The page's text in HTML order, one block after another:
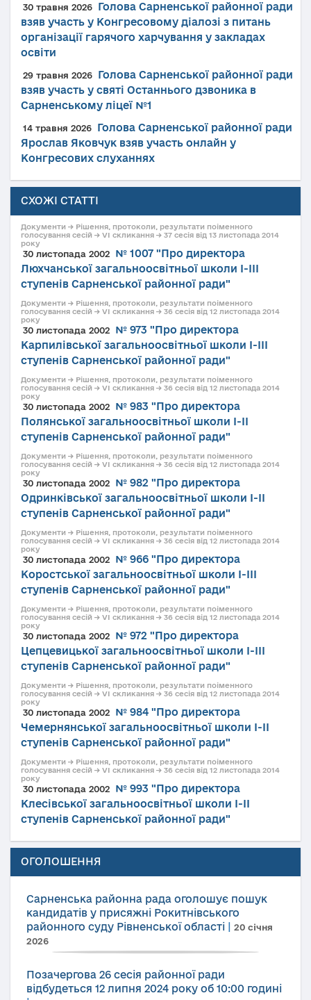
30 травня 2026
Голова Сарненської районної ради
взяв участь у Конгресовому діалозі з питань
організації гарячого харчування у закладах
освіти
29 травня 2026
Голова Сарненської районної ради
взяв участь у святі Останнього дзвоника в
Сарненському ліцеї №1
14 травня 2026
Голова Сарненської районної ради
Ярослав Яковчук взяв участь онлайн у
Конгресових слуханнях
СХОЖІ СТАТТІ
Документи → Рішення, протоколи, результати поіменного
голосування сесій → VI скликання → 37 сесія від 13 листопада 2014
року
30 листопада 2002
№ 1007 "Про директора
Люхчанської загальноосвітньої школи І-ІІІ
ступенів Сарненської районної ради"
Документи → Рішення, протоколи, результати поіменного
голосування сесій → VI скликання → 36 сесія від 12 листопада 2014
року
30 листопада 2002
№ 973 "Про директора
Карпилівської загальноосвітньої школи І-ІІІ
ступенів Сарненської районної ради"
Документи → Рішення, протоколи, результати поіменного
голосування сесій → VI скликання → 36 сесія від 12 листопада 2014
року
30 листопада 2002
№ 983 "Про директора
Полянської загальноосвітньої школи І-ІІ
ступенів Сарненської районної ради"
Документи → Рішення, протоколи, результати поіменного
голосування сесій → VI скликання → 36 сесія від 12 листопада 2014
року
30 листопада 2002
№ 982 "Про директора
Одринківської загальноосвітньої школи І-ІІ
ступенів Сарненської районної ради"
Документи → Рішення, протоколи, результати поіменного
голосування сесій → VI скликання → 36 сесія від 12 листопада 2014
року
30 листопада 2002
№ 966 "Про директора
Коростської загальноосвітньої школи І-ІІІ
ступенів Сарненської районної ради"
Документи → Рішення, протоколи, результати поіменного
голосування сесій → VI скликання → 36 сесія від 12 листопада 2014
року
30 листопада 2002
№ 972 "Про директора
Цепцевицької загальноосвітньої школи І-ІІІ
ступенів Сарненської районної ради"
Документи → Рішення, протоколи, результати поіменного
голосування сесій → VI скликання → 36 сесія від 12 листопада 2014
року
30 листопада 2002
№ 984 "Про директора
Чемернянської загальноосвітньої школи І-ІІ
ступенів Сарненської районної ради"
Документи → Рішення, протоколи, результати поіменного
голосування сесій → VI скликання → 36 сесія від 12 листопада 2014
року
30 листопада 2002
№ 993 "Про директора
Клесівської загальноосвітньої школи І-ІІ
ступенів Сарненської районної ради"
ОГОЛОШЕННЯ
Сарненська районна рада оголошує пошук
кандидатів у присяжні Рокитнівського
районного суду Рівненської області
20 січня
2026
Позачергова 26 сесія районної ради
відбудеться 12 липня 2024 року об 10:00 годині